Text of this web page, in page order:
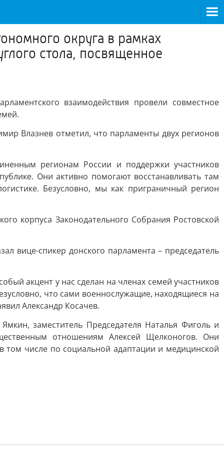
округа в рамках
стола, посвященное
взаимодействия провели совместное
Влазнев отметил, что парламенты двух регионов
регионам России и поддержки участников
Они активно помогают восстанавливать там
Безусловно, мы как приграничный регион
корпуса Законодательного Собрания Ростовской
вице-спикер донского парламента – председатель
акцент у нас сделан на членах семей участников
что сами военнослужащие, находящиеся на
Александр Косачев.
заместитель Председателя Наталья Фиголь и
отношениям Алексей Щелконогов. Они
том числе по социальной адаптации и медицинской